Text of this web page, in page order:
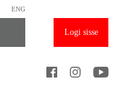
ENG
Logi sisse